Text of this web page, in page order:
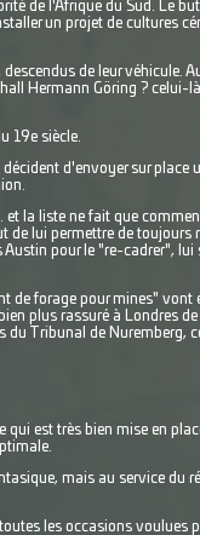
de l'Afrique du Sud. Le
un projet de cultures
de leur véhicule.
Hermann Göring ? celui-
19e siècle.
d'envoyer sur place
la liste ne fait que
de lui permettre de toujours
pour le "re-cadrer", lui
de forage pour mines" vont
plus rassuré à Londres
du Tribunal de Nuremberg,
est très bien mise en
mais au service du
les occasions voulues